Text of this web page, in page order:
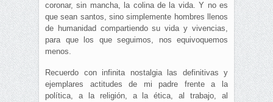
coronar, sin mancha, la colina de la vida. Y no es
que sean santos, sino simplemente hombres llenos
de humanidad compartiendo su vida y vivencias,
para que los que seguimos, nos equivoquemos
menos.
Recuerdo con infinita nostalgia las definitivas y
ejemplares actitudes de mi padre frente a la
política, a la religión, a la ética, al trabajo, al